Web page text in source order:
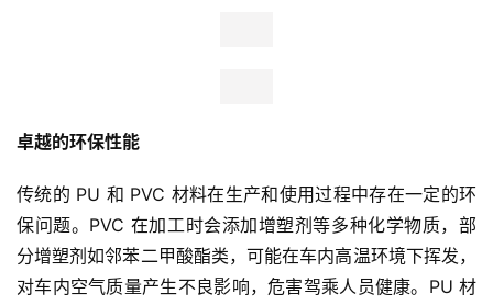
卓越的环保性能
传统的 PU 和 PVC 材料在生产和使用过程中存在一定的环
保问题。PVC 在加工时会添加增塑剂等多种化学物质，部
分增塑剂如邻苯二甲酸酯类，可能在车内高温环境下挥发，
对车内空气质量产生不良影响，危害驾乘人员健康。PU 材